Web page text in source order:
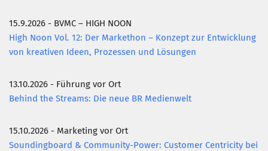
15.9.2026 - BVMC – HIGH NOON
High Noon Vol. 12: Der Markethon – Konzept zur Entwicklung
von kreativen Ideen, Prozessen und Lösungen
13.10.2026 - Führung vor Ort
Behind the Streams: Die neue BR Medienwelt
15.10.2026 - Marketing vor Ort
Soundingboard & Community-Power: Customer Centricity bei